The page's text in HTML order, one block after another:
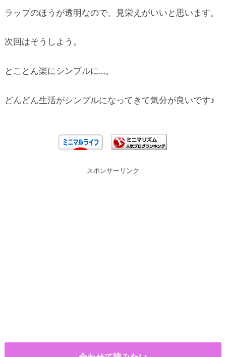
ラップのほうが透明なので、見栄えがいいと思います。
次回はそうしよう。
とことん楽にシンプルに…。
どんどん生活がシンプルになってきて気分が良いです♪
スポンサーリンク